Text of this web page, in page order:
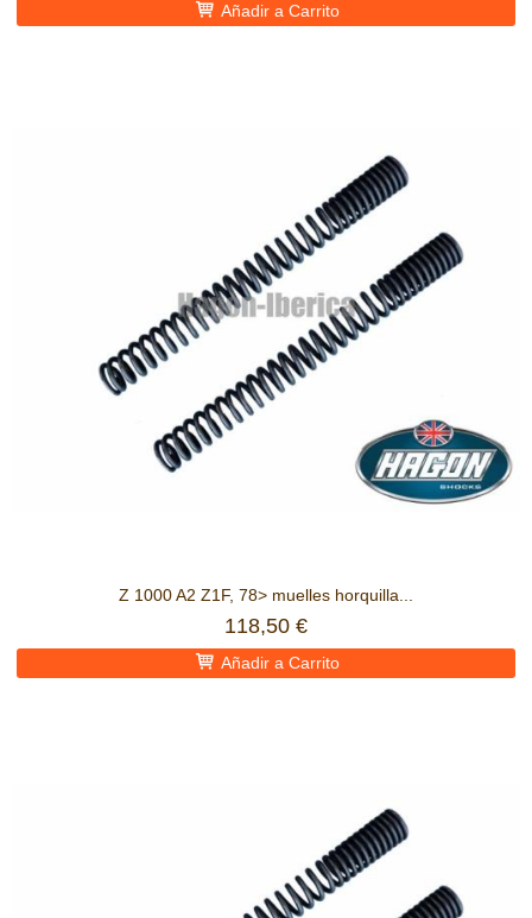
Añadir a Carrito
Z 1000 A2 Z1F, 78> muelles horquilla...
118,50 €
Añadir a Carrito